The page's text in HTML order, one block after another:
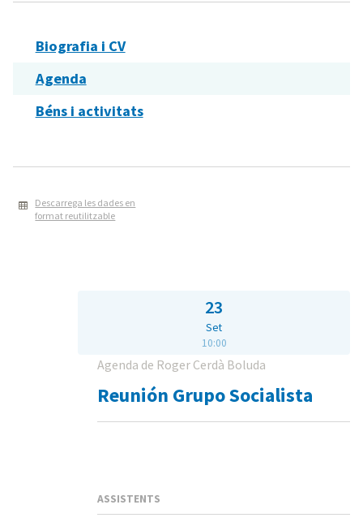
Biografia i CV
Agenda
Béns i activitats
Descarrega les dades en
format reutilitzable
23
Set
10:00
Agenda de Roger Cerdà Boluda
Reunión Grupo Socialista
ASSISTENTS